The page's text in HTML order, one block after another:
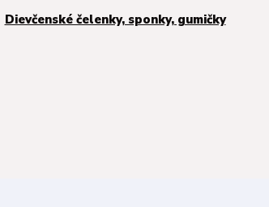
Dievčenské čelenky, sponky, gumičky